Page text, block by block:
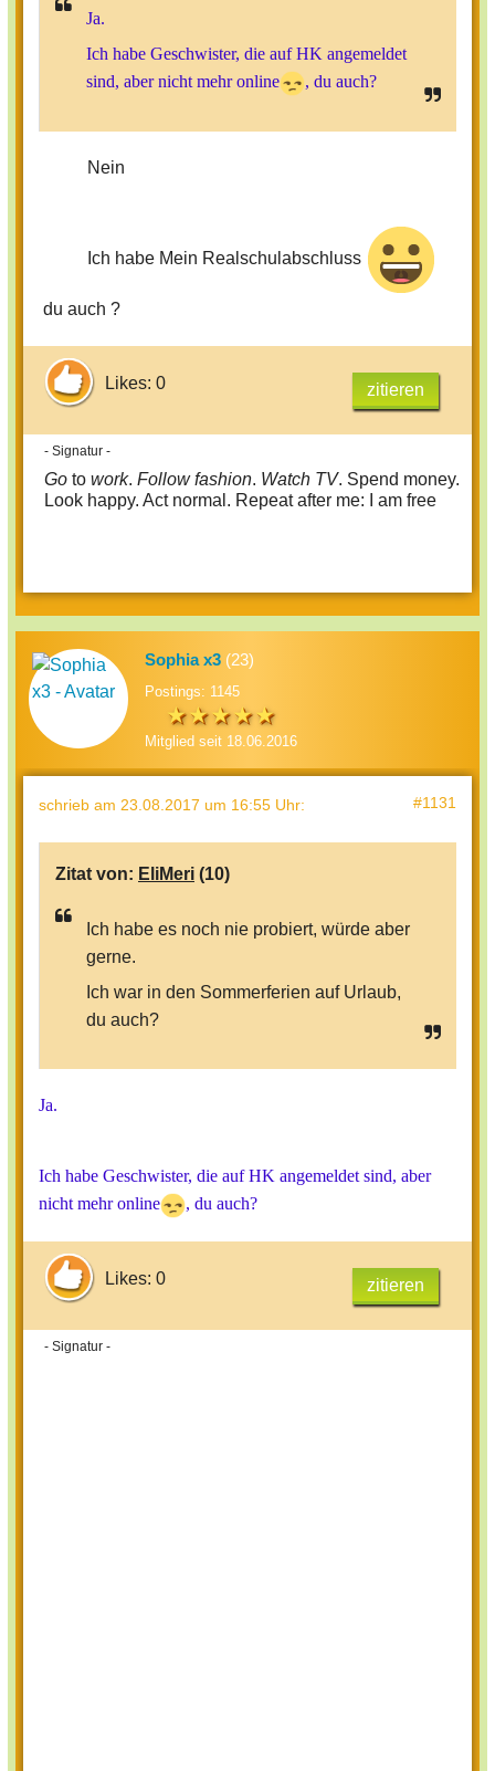
Ja.
Ich habe Geschwister, die auf HK angemeldet
sind, aber nicht mehr online
, du auch?
Nein
Ich habe Mein Realschulabschluss
du auch ?
Likes: 0 zitieren
- Signatur -
Go to work. Follow fashion. Watch TV. Spend money.
Look happy. Act normal. Repeat after me: I am free
Sophia x3 (23)
Postings: 1145
Mitglied seit 18.06.2016
schrieb am 23.08.2017 um 16:55 Uhr: #1131
Zitat von: EliMeri (10)
Ich habe es noch nie probiert, würde aber
gerne.
Ich war in den Sommerferien auf Urlaub,
du auch?
Ja.
Ich habe Geschwister, die auf HK angemeldet sind, aber
nicht mehr online
, du auch?
Likes: 0 zitieren
- Signatur -